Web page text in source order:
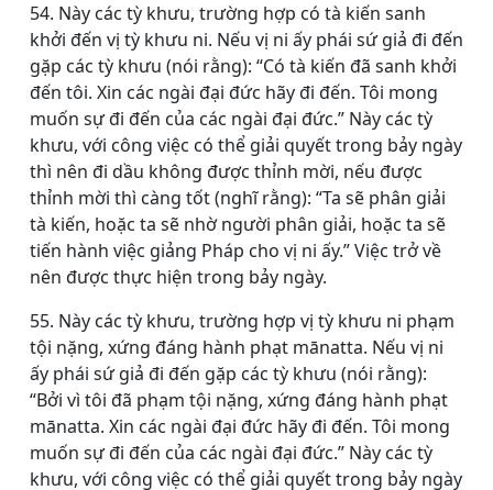
54. Này các tỳ khưu, trường hợp có tà kiến sanh
khởi đến vị tỳ khưu ni. Nếu vị ni ấy phái sứ giả đi đến
gặp các tỳ khưu (nói rằng): “Có tà kiến đã sanh khởi
đến tôi. Xin các ngài đại đức hãy đi đến. Tôi mong
muốn sự đi đến của các ngài đại đức.” Này các tỳ
khưu, với công việc có thể giải quyết trong bảy ngày
thì nên đi dầu không được thỉnh mời, nếu được
thỉnh mời thì càng tốt (nghĩ rằng): “Ta sẽ phân giải
tà kiến, hoặc ta sẽ nhờ người phân giải, hoặc ta sẽ
tiến hành việc giảng Pháp cho vị ni ấy.” Việc trở về
nên được thực hiện trong bảy ngày.
55. Này các tỳ khưu, trường hợp vị tỳ khưu ni phạm
tội nặng, xứng đáng hành phạt mānatta. Nếu vị ni
ấy phái sứ giả đi đến gặp các tỳ khưu (nói rằng):
“Bởi vì tôi đã phạm tội nặng, xứng đáng hành phạt
mānatta. Xin các ngài đại đức hãy đi đến. Tôi mong
muốn sự đi đến của các ngài đại đức.” Này các tỳ
khưu, với công việc có thể giải quyết trong bảy ngày